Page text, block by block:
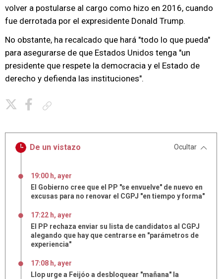
volver a postularse al cargo como hizo en 2016, cuando
fue derrotada por el expresidente Donald Trump.
No obstante, ha recalcado que hará "todo lo que pueda"
para asegurarse de que Estados Unidos tenga "un
presidente que respete la democracia y el Estado de
derecho y defienda las instituciones".
De un vistazo Ocultar
19:00 h, ayer
El Gobierno cree que el PP "se envuelve" de nuevo en
excusas para no renovar el CGPJ "en tiempo y forma"
17:22 h, ayer
El PP rechaza enviar su lista de candidatos al CGPJ
alegando que hay que centrarse en "parámetros de
experiencia"
17:08 h, ayer
Llop urge a Feijóo a desbloquear "mañana" la